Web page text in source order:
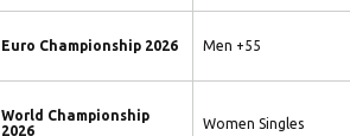
Euro Championship 2026 Men +55
World Championship
2026
Women Singles